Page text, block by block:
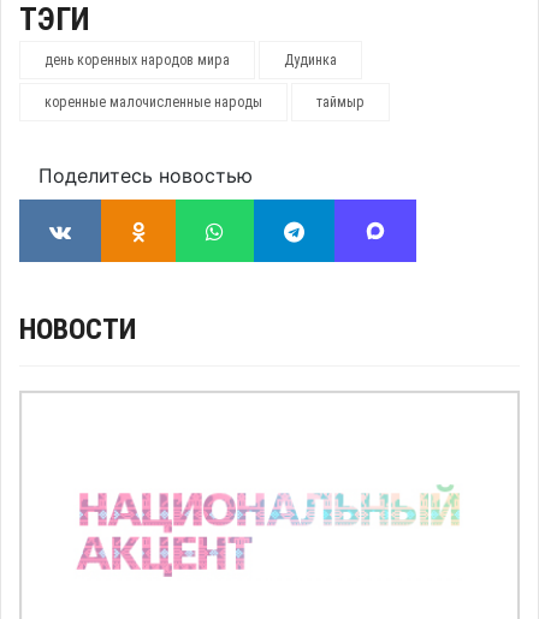
ТЭГИ
день коренных народов мира Дудинка
коренные малочисленные народы таймыр
Поделитесь новостью
НОВОСТИ